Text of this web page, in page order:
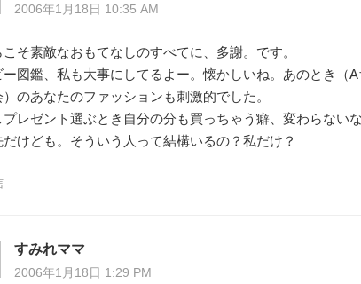
2006年1月18日 10:35 AM
こそ素敵なおもてなしのすべてに、多謝。です。
ー図鑑、私も大事にしてるよー。懐かしいね。あのとき（
）のあなたのファッションも刺激的でした。
プレゼント選ぶとき自分の分も買っちゃう癖、変わらな
だけども。そういう人って結構いるの？私だけ？
すみれママ
2006年1月18日 1:29 PM